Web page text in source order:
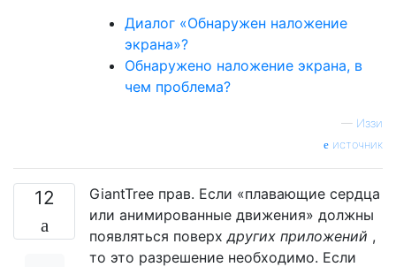
Диалог «Обнаружен наложение
экрана»?
Обнаружено наложение экрана, в
чем проблема?
— Иззи
источник
12
GiantTree прав. Если «плавающие сердца
или анимированные движения» должны
появляться поверх других приложений ,
то это разрешение необходимо. Если